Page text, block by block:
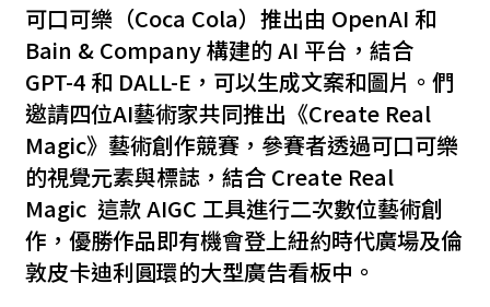
可口可樂（Coca Cola）推出由 OpenAI 和
Bain & Company 構建的 AI 平台，結合
GPT-4 和 DALL-E，可以生成文案和圖片。們
邀請四位AI藝術家共同推出《Create Real
Magic》藝術創作競賽，參賽者透過可口可樂
的視覺元素與標誌，結合 Create Real
Magic 這款 AIGC 工具進行二次數位藝術創
作，優勝作品即有機會登上紐約時代廣場及倫
敦皮卡迪利圓環的大型廣告看板中。